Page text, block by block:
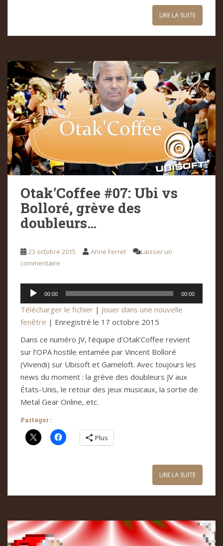
LIRE LA SUITE
Otak’Coffee #07: Ubi vs
Bolloré, grève des
doubleurs…
23 octobre 2015 Anne Ferret
Laisser un
commentaire
Lecteur
audio
00:00 00:00
Télécharger le fichier | Jouer dans une nouvelle
fenêtre | Enregistré le 17 octobre 2015
Dans ce numéro JV, l’équipe d’Otak’Coffee revient
sur l’OPA hostile entamée par Vincent Bolloré
(Vivendi) sur Ubisoft et Gameloft. Avec toujours les
news du moment : la grève des doubleurs JV aux
États-Unis, le retour des jeux musicaux, la sortie de
Metal Gear Online, etc.
Partager :
Plus
LIRE LA SUITE